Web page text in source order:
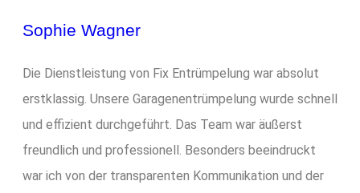
Sophie Wagner
Die Dienstleistung von Fix Entrümpelung war absolut
erstklassig. Unsere Garagenentrümpelung wurde schnell
und effizient durchgeführt. Das Team war äußerst
freundlich und professionell. Besonders beeindruckt
war ich von der transparenten Kommunikation und der